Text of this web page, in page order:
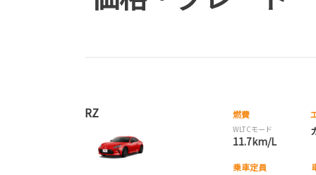
RZ 燃費
WLTCモード
11.7km/L
乗車定員